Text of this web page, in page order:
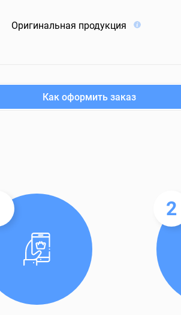
Оригинальная продукция
Как оформить заказ
2